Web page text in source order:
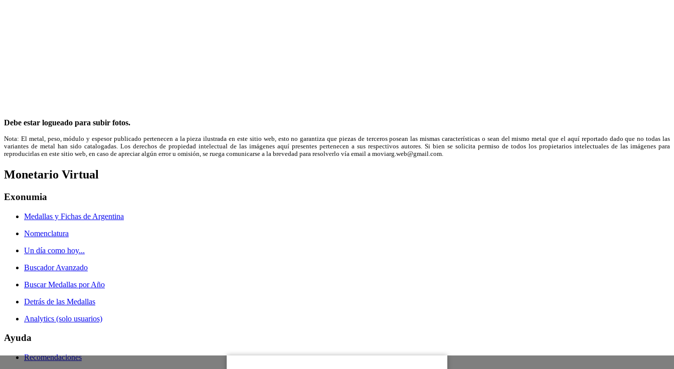
Debe estar logueado para subir fotos.
Nota: El metal, peso, módulo y espesor publicado pertenecen a la pieza ilustrada en este sitio web, esto no garantiza que piezas de terceros posean las mismas características o sean del mismo metal que el aquí reportado dado que no todas las
variantes de metal han sido catalogadas. Los derechos de propiedad intelectual de las imágenes aquí presentes pertenecen a sus respectivos autores. Si bien se solicita permiso de todos los propietarios intelectuales de las imágenes para
reproducirlas en este sitio web, en caso de apreciar algún error u omisión, se ruega comunicarse a la brevedad para resolverlo vía email a moviarg.web@gmail.com.
Monetario Virtual
Exonumia
Medallas y Fichas de Argentina
Nomenclatura
Un día como hoy...
Buscador Avanzado
Buscar Medallas por Año
Detrás de las Medallas
Analytics (solo usuarios)
Ayuda
Recomendaciones